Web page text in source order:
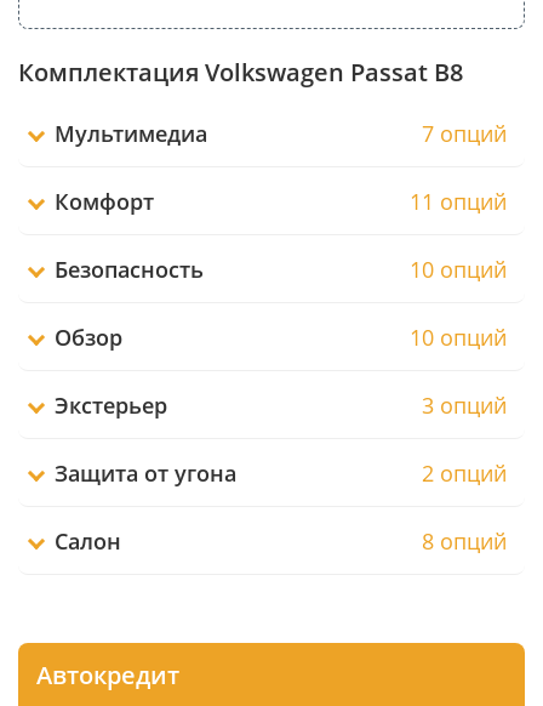
Комплектация Volkswagen Passat B8
Мультимедиа 7 опций
Комфорт 11 опций
Безопасность 10 опций
Обзор 10 опций
Экстерьер 3 опций
Защита от угона 2 опций
Салон 8 опций
Автокредит